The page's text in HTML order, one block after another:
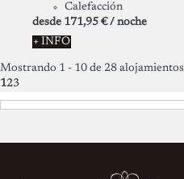
Calefacción
desde 171,95 € / noche
+ INFO
Mostrando 1 - 10 de 28 alojamientos
123